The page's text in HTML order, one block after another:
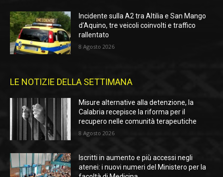
Incidente sulla A2 tra Altilia e San Mango
d’Aquino, tre veicoli coinvolti e traffico
rallentato
8 Agosto 2026
LE NOTIZIE DELLA SETTIMANA
Misure alternative alla detenzione, la
Calabria recepisce la riforma per il
recupero nelle comunità terapeutiche
8 Agosto 2026
Iscritti in aumento e più accessi negli
atenei: i nuovi numeri del Ministero per la